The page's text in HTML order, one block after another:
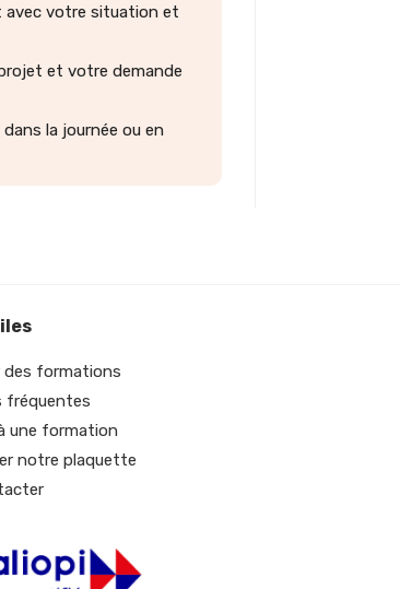
avec votre situation et
et votre demande
la journée ou en
des formations
fréquentes
une formation
notre plaquette